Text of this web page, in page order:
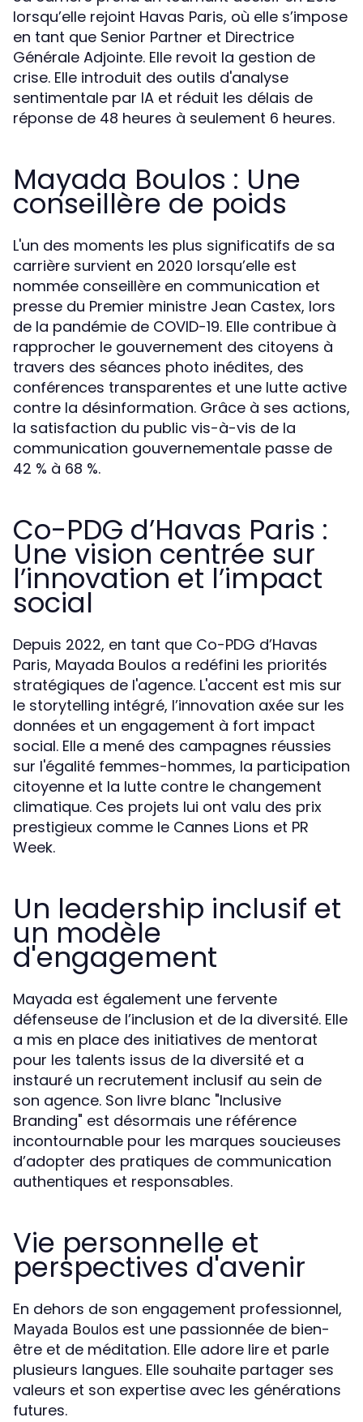
lorsqu’elle rejoint Havas Paris, où elle s’impose
en tant que Senior Partner et Directrice
Générale Adjointe. Elle revoit la gestion de
crise. Elle introduit des outils d'analyse
sentimentale par IA et réduit les délais de
réponse de 48 heures à seulement 6 heures.
Mayada Boulos : Une
conseillère de poids
L'un des moments les plus significatifs de sa
carrière survient en 2020 lorsqu’elle est
nommée conseillère en communication et
presse du Premier ministre Jean Castex, lors
de la pandémie de COVID-19. Elle contribue à
rapprocher le gouvernement des citoyens à
travers des séances photo inédites, des
conférences transparentes et une lutte active
contre la désinformation. Grâce à ses actions,
la satisfaction du public vis-à-vis de la
communication gouvernementale passe de
42 % à 68 %.
Co-PDG d’Havas Paris :
Une vision centrée sur
l’innovation et l’impact
social
Depuis 2022, en tant que Co-PDG d’Havas
Paris, Mayada Boulos a redéfini les priorités
stratégiques de l'agence. L'accent est mis sur
le storytelling intégré, l’innovation axée sur les
données et un engagement à fort impact
social. Elle a mené des campagnes réussies
sur l'égalité femmes-hommes, la participation
citoyenne et la lutte contre le changement
climatique. Ces projets lui ont valu des prix
prestigieux comme le Cannes Lions et PR
Week.
Un leadership inclusif et
un modèle
d'engagement
Mayada est également une fervente
défenseuse de l’inclusion et de la diversité. Elle
a mis en place des initiatives de mentorat
pour les talents issus de la diversité et a
instauré un recrutement inclusif au sein de
son agence. Son livre blanc "Inclusive
Branding" est désormais une référence
incontournable pour les marques soucieuses
d’adopter des pratiques de communication
authentiques et responsables.
Vie personnelle et
perspectives d'avenir
En dehors de son engagement professionnel,
Mayada Boulos est une passionnée de bien-
être et de méditation. Elle adore lire et parle
plusieurs langues. Elle souhaite partager ses
valeurs et son expertise avec les générations
futures.